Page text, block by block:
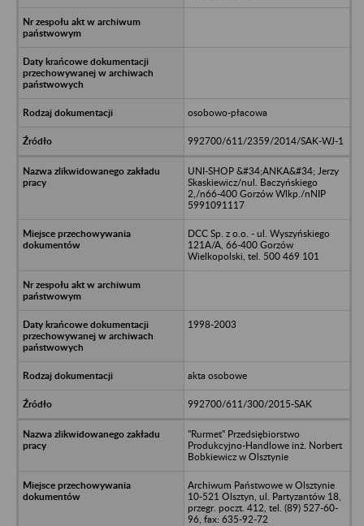
osobowo-płacowa
992700/611/2359/2014/SAK-WJ-1
UNI-SHOP &#34;ANKA&#34; Jerzy
Skaskiewicz/nul. Baczyńskiego
2,/n66-400 Gorzów Wlkp./nNIP
5991091117
DCC Sp. z o.o. - ul. Wyszyńskiego
121A/A, 66-400 Gorzów
Wielkopolski, tel. 500 469 101
1998-2003
akta osobowe
992700/611/300/2015-SAK
"Rurmet" Przedsiębiorstwo
Produkcyjno-Handlowe inż. Norbert
Bobkiewicz w Olsztynie
Archiwum Państwowe w Olsztynie
10-521 Olsztyn, ul. Partyzantów 18,
przegr. poczt. 412, tel. (89) 527-60-
96, fax: 635-92-72